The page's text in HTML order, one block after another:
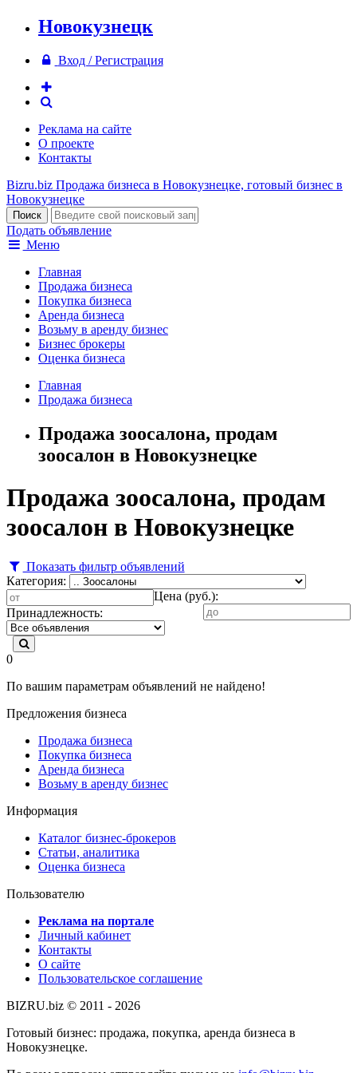
Новокузнецк
Вход / Регистрация
Реклама на сайте
О проекте
Контакты
Bizru.biz Продажа бизнеса в Новокузнецке, готовый бизнес в
Новокузнецке
Подать объявление
Меню
Главная
Продажа бизнеса
Покупка бизнеса
Аренда бизнеса
Возьму в аренду бизнес
Бизнес брокеры
Оценка бизнеса
Главная
Продажа бизнеса
Продажа зоосалона, продам
зоосалон в Новокузнецке
Продажа зоосалона, продам
зоосалон в Новокузнецке
Показать фильтр объявлений
Категория:
Цена (руб.):
Принадлежность:
0
По вашим параметрам объявлений не найдено!
Предложения бизнеса
Продажа бизнеса
Покупка бизнеса
Аренда бизнеса
Возьму в аренду бизнес
Информация
Каталог бизнес-брокеров
Статьи, аналитика
Оценка бизнеса
Пользователю
Реклама на портале
Личный кабинет
Контакты
О сайте
Пользовательское соглашение
BIZRU.biz © 2011 - 2026
Готовый бизнес: продажа, покупка, аренда бизнеса в
Новокузнецке.